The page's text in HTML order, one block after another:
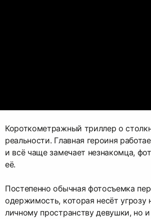
Короткометражный триллер о
реальности. Главная героиня
и всё чаще замечает незнакомца,
её.
Постепенно обычная фотосъемка
одержимость, которая несёт угрозу
личному пространству девушки, но